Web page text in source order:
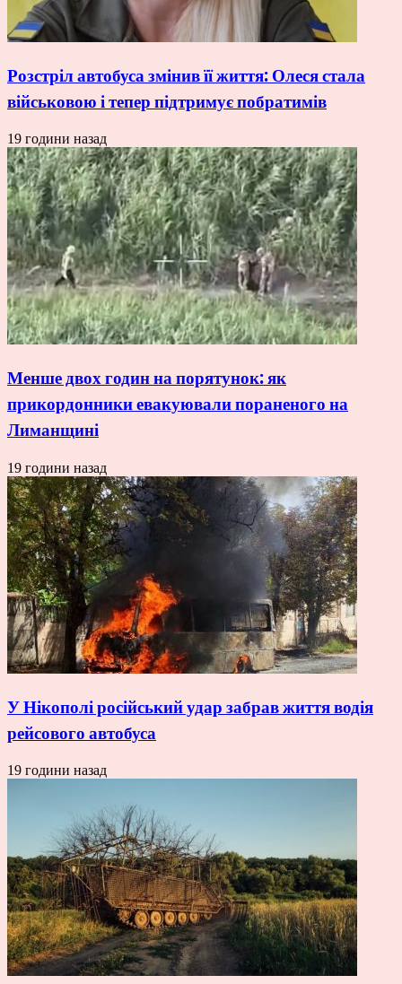
Розстріл автобуса змінив її життя: Олеся стала
військовою і тепер підтримує побратимів
19 години назад
Менше двох годин на порятунок: як
прикордонники евакуювали пораненого на
Лиманщині
19 години назад
У Нікополі російський удар забрав життя водія
рейсового автобуса
19 години назад